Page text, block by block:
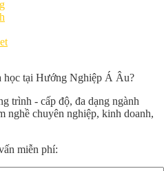
học tại Hướng Nghiệp Á Âu?
trình - cấp độ, đa dạng ngành
nghề chuyên nghiệp, kinh doanh,
miễn phí: